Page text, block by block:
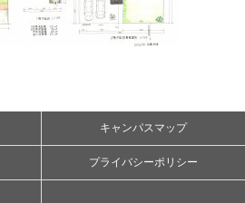
キャンパスマップ
プライバシーポリシー